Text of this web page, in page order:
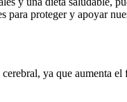
para proteger y apoyar
ya que aumenta